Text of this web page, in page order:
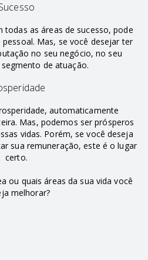
todas as áreas de sucesso, pode
Mas, se você desejar ter
no seu negócio, no seu
de atuação.
automaticamente
Mas, podemos ser prósperos
vidas. Porém, se você deseja
sua remuneração, este é o lugar
certo.
ou quais áreas da sua vida você
melhorar?